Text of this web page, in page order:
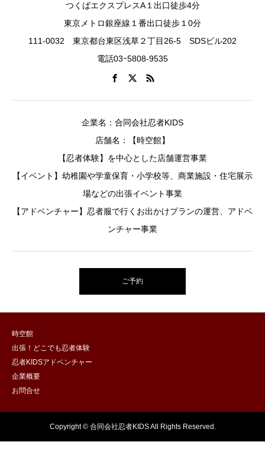
つくばエクスプレスA１出口徒歩4分
東京メトロ銀座線１番出口徒歩１0分
111-0032 東京都台東区浅草２丁目26-5 SDSビル202
電話03ｰ5808-9535
企業名：合同会社忍者KIDS
店舗名：【時空館】
【忍者体験】を中心とした店舗運営事業
【イベント】幼稚園や学童保育・小学校等、商業施設・住宅展示
場などの出張イベント事業
【アドベンチャー】忍者服で行くお出かけプランの運営、アドベ
ンチャー事業
ご予約
時空館
出張！どこでも忍者体験
忍者KIDSアドベンチャー
企業概要
お問合せ
Copyright © 合同会社忍者KIDS All Rights Reserved.